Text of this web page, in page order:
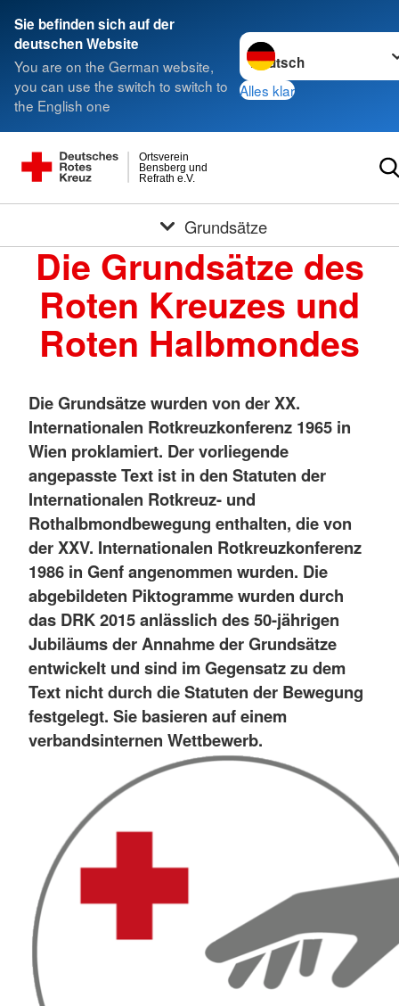
Sie befinden sich auf der
deutschen Website
You are on the German website,
you can use the switch to switch to
the English one
Sprache wechseln zu
Alles klar
Refrath e.V.
Bensberg und
Ortsverein
Grundsätze
Die Grundsätze des
Roten Kreuzes und
Roten Halbmondes
Die Grundsätze wurden von der XX.
Internationalen Rotkreuzkonferenz 1965 in
Wien proklamiert. Der vorliegende
angepasste Text ist in den Statuten der
Internationalen Rotkreuz- und
Rothalbmondbewegung enthalten, die von
der XXV. Internationalen Rotkreuzkonferenz
1986 in Genf angenommen wurden. Die
abgebildeten Piktogramme wurden durch
das DRK 2015 anlässlich des 50-jährigen
Jubiläums der Annahme der Grundsätze
entwickelt und sind im Gegensatz zu dem
Text nicht durch die Statuten der Bewegung
festgelegt. Sie basieren auf einem
verbandsinternen Wettbewerb.